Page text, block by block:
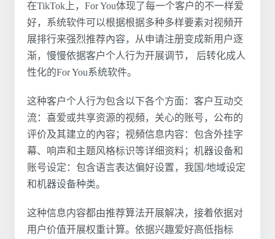
在TikTok上，For You体现了每一个客户的不一样爱
好，系统软件可以根据根据多种多样要素对视頻开
展排行来强烈推荐內容，从申请注册变成新用户逐
渐，慢慢依据客户个人行为开展调节， 后转化成人
性化的For You系统软件。
这种客户个人行为包含以下各个方面：客户互动交
流：喜爱或共享资源的视頻，关心的账号，公布的
评价及其建立的內容；视頻信息内容：包含外挂字
幕、响声和主题风格标识等详细资料；机器设备和
账号设定：包含语言表达偏好设置，我国/地域设定
和机器设备种类。
这种信息内容都由推荐算法开展解决，接着依据对
用户价值开展权重计算。依据兴趣爱好高低指标